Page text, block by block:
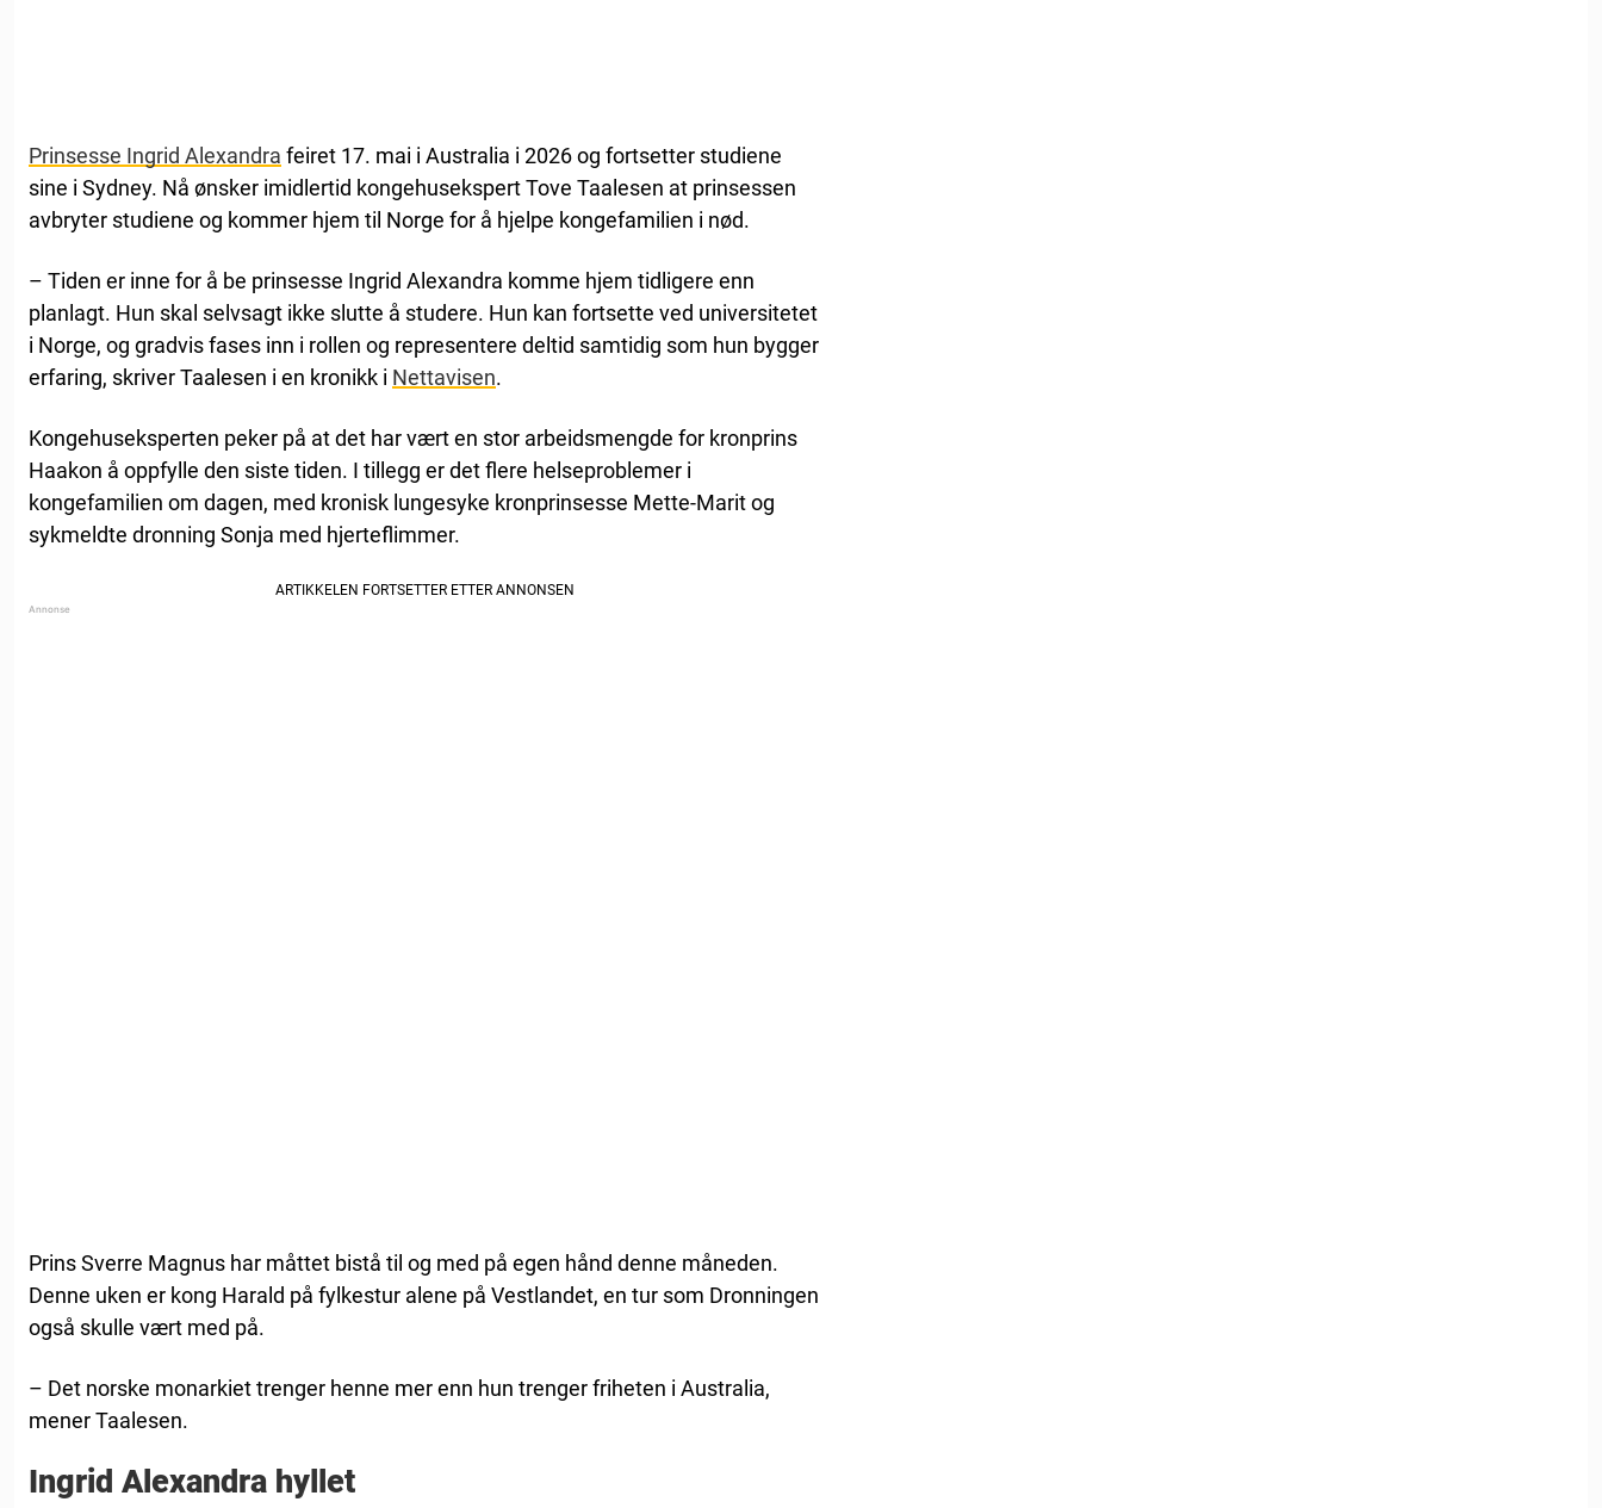
Prinsesse Ingrid Alexandra feiret 17. mai i Australia i 2026 og fortsetter studiene
sine i Sydney. Nå ønsker imidlertid kongehusekspert Tove Taalesen at prinsessen
avbryter studiene og kommer hjem til Norge for å hjelpe kongefamilien i nød.
– Tiden er inne for å be prinsesse Ingrid Alexandra komme hjem tidligere enn
planlagt. Hun skal selvsagt ikke slutte å studere. Hun kan fortsette ved universitetet
i Norge, og gradvis fases inn i rollen og representere deltid samtidig som hun bygger
erfaring, skriver Taalesen i en kronikk i Nettavisen.
Kongehuseksperten peker på at det har vært en stor arbeidsmengde for kronprins
Haakon å oppfylle den siste tiden. I tillegg er det flere helseproblemer i
kongefamilien om dagen, med kronisk lungesyke kronprinsesse Mette-Marit og
sykmeldte dronning Sonja med hjerteflimmer.
Prins Sverre Magnus har måttet bistå til og med på egen hånd denne måneden.
Denne uken er kong Harald på fylkestur alene på Vestlandet, en tur som Dronningen
også skulle vært med på.
– Det norske monarkiet trenger henne mer enn hun trenger friheten i Australia,
mener Taalesen.
Ingrid Alexandra hyllet